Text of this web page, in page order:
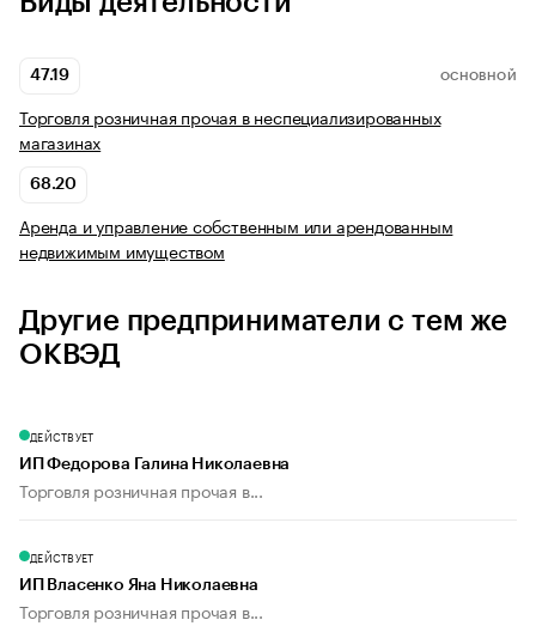
47.19 ОСНОВНОЙ
Торговля розничная прочая в неспециализированных
магазинах
68.20
Аренда и управление собственным или арендованным
недвижимым имуществом
Другие предприниматели с тем же
ОКВЭД
ДЕЙСТВУЕТ
ИП Федорова Галина Николаевна
Торговля розничная прочая в...
ДЕЙСТВУЕТ
ИП Власенко Яна Николаевна
Торговля розничная прочая в...